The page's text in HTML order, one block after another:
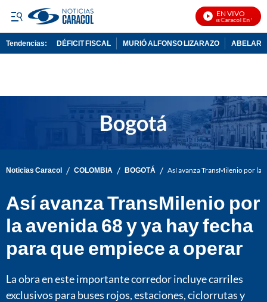
EN VIVO
Noticias Caracol En Vivo
Tendencias: DÉFICIT FISCAL MURIÓ ALFONSO LIZARAZO
Noticias Caracol / COLOMBIA / BOGOTÁ / Así avanza TransMilenio por la
Así avanza TransMilenio por
la avenida 68 y ya hay fecha
para que empiece a operar
La obra en este importante corredor incluye carriles
exclusivos para buses rojos, estaciones, ciclorrutas y